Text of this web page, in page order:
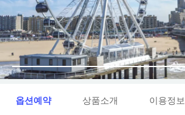
옵션예약 상품소개 이용정보